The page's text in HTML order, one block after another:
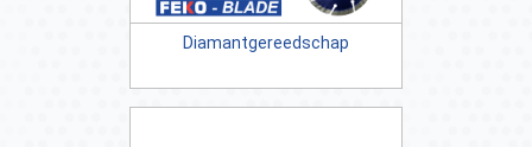
Diamantgereedschap